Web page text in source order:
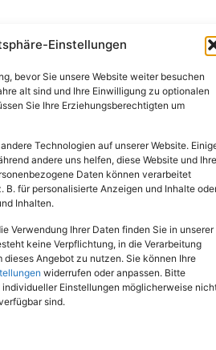
Einstellungen
bevor Sie unsere Website weiter besuchen
alt sind und Ihre Einwilligung zu optionalen
Sie Ihre Erziehungsberechtigten um
Technologien auf unserer Website.
andere uns helfen, diese Website und Ihre
Daten können verarbeitet
B. für personalisierte Anzeigen und Inhalte
Inhalten.
Verwendung Ihrer Daten finden Sie in unserer
keine Verpflichtung, in die Verarbeitung
dieses Angebot zu nutzen. Sie können Ihre
widerrufen oder anpassen. Bitte
Einstellungen möglicherweise
sind.
Alle Rechte vorbehalten.
info@tierheim-mayen.de
1, 56727 Mayen